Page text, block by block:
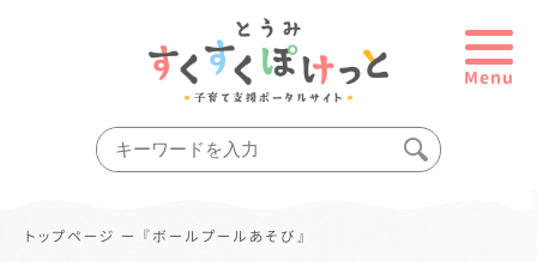
Menu
トップページ ー 『ボールプールあそび』